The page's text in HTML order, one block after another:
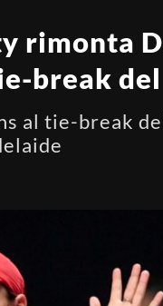
rimonta
break
al tie-break